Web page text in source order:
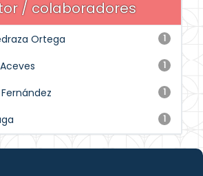
/ colaboradores
1
Ortega
1
1
1